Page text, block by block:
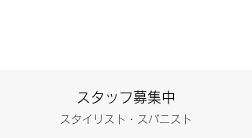
スタッフ募集中
スタイリスト・スパニスト